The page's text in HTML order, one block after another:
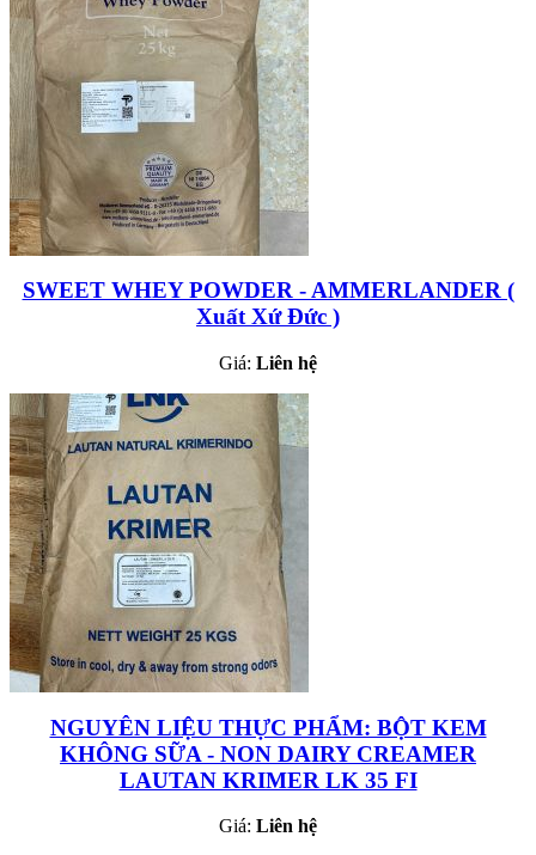
SWEET WHEY POWDER - AMMERLANDER (
Xuất Xứ Đức )
Giá: Liên hệ
NGUYÊN LIỆU THỰC PHẨM: BỘT KEM
KHÔNG SỮA - NON DAIRY CREAMER
LAUTAN KRIMER LK 35 FI
Giá: Liên hệ